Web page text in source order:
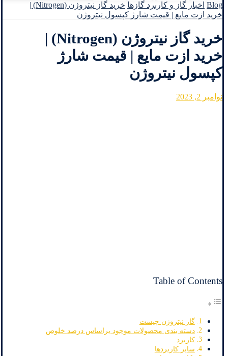
Blog اخبار گاز و کاربرد گازها
خرید گاز نیتروژن (Nitrogen) |
خرید ازت مایع | قیمت شارژ کپسول نیتروژن
خرید گاز نیتروژن (Nitrogen) |
خرید ازت مایع | قیمت شارژ
کپسول نیتروژن
نوامبر 2, 2023
Table of Contents
گاز نیتروژن چیست
دسته بندی محصولات موجود براساس درصد خلوص
کاربرد
سایر کاربردها